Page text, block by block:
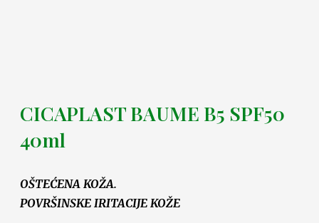
CICAPLAST BAUME B5 SPF50
40ml
OŠTEĆENA KOŽA.
POVRŠINSKE IRITACIJE KOŽE